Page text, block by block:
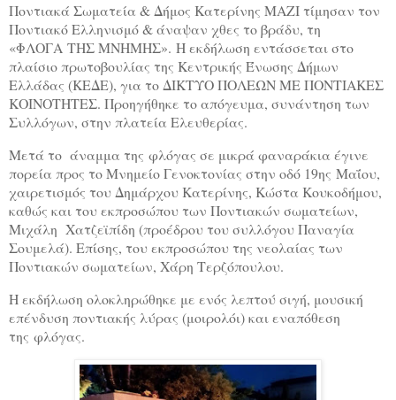
Ποντιακά Σωματεία & Δήμος Κατερίνης ΜΑΖΙ τίμησαν τον
Ποντιακό Ελληνισμό & άναψαν χθες το βράδυ, τη
«ΦΛΟΓΑ ΤΗΣ ΜΝΗΜΗΣ». Η εκδήλωση εντάσσεται στο
πλαίσιο πρωτοβουλίας της Κεντρικής Ένωσης Δήμων
Ελλάδας (ΚΕΔΕ), για το ΔΙΚΤΥΟ ΠΟΛΕΩΝ ΜΕ ΠΟΝΤΙΑΚΕΣ
ΚΟΙΝΟΤΗΤΕΣ. Προηγήθηκε το απόγευμα, συνάντηση των
Συλλόγων, στην πλατεία Ελευθερίας.
Μετά το άναμμα της φλόγας σε μικρά φαναράκια έγινε
πορεία προς το Μνημείο Γενοκτονίας στην οδό 19ης Μαΐου,
χαιρετισμός του Δημάρχου Κατερίνης, Κώστα Κουκοδήμου,
καθώς και του εκπροσώπου των Ποντιακών σωματείων,
Μιχάλη Χατζεϊπίδη (προέδρου του συλλόγου Παναγία
Σουμελά). Επίσης, του εκπροσώπου της νεολαίας των
Ποντιακών σωματείων, Χάρη Τερζόπουλου.
Η εκδήλωση ολοκληρώθηκε με ενός λεπτού σιγή, μουσική
επένδυση ποντιακής λύρας (μοιρολόι) και εναπόθεση
της φλόγας.